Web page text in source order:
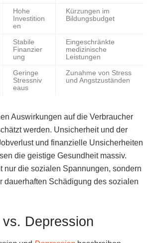
Hohe
Investition
en
Kürzungen im
Bildungsbudget
Stabile
Finanzier
ung
Eingeschränkte
medizinische
Leistungen
Geringe
Stressniv
eaus
Zunahme von Stress
und Angstzuständen
Auswirkungen auf die Verbraucher
werden. Unsicherheit und der
und finanzielle Unsicherheiten
die geistige Gesundheit massiv.
nur die sozialen Spannungen, sondern
dauerhaften Schädigung des sozialen
Depression